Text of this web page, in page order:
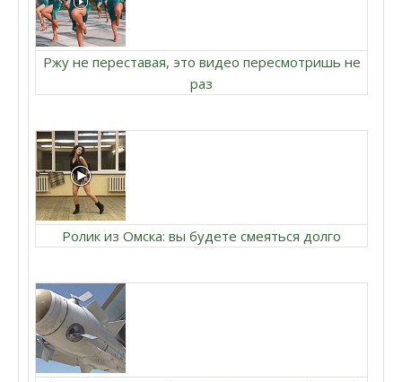
Ржу не переставая, это видео пересмотришь не
раз
Ролик из Омска: вы будете смеяться долго